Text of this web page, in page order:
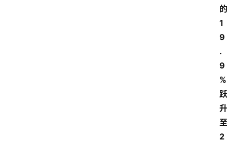
的
1
9
.
9
%
跃
升
至
2